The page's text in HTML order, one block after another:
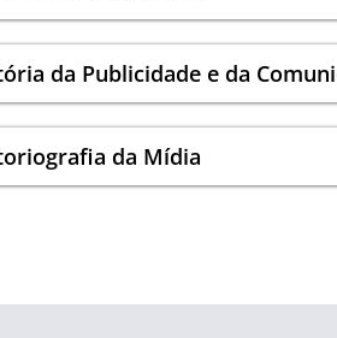
da Publicidade e da
da Mídia